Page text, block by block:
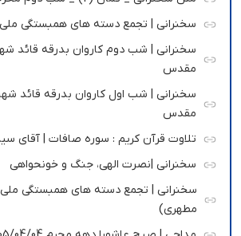
سخنرانی | تجمع دسته های همبستگی
سخنرانی | شب دوم کاروان بدرقه قائد
مقدس
سخنرانی | شب اول کاروان بدرقه قائد
مقدس
تلاوت قرآن کریم : سوره صافات | آقای
سخنرانی |نصرت الهی، جنگ و خونحواهی
سخنرانی | تجمع دسته های همبستگی
مطهری)